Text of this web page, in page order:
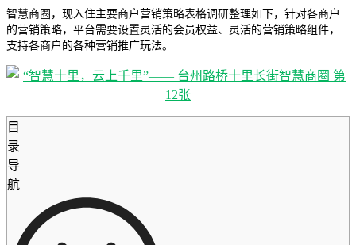
智慧商圈，现入住主要商户营销策略表格调研整理如下，针对各商户
的营销策略，平台需要设置灵活的会员权益、灵活的营销策略组件，
支持各商户的各种营销推广玩法。
目
录
导
航